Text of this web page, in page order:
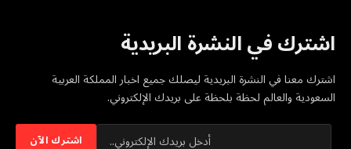
اشترك في النشرة البريدية
اشترك معنا في النشرة البريدية ليصلك جميع اخبار المملكة العربية
السعودية والعالم لحظة بلحظة على بريدك الإلكتروني.